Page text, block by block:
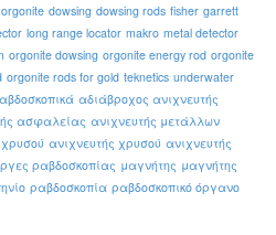
dowsing dowsing rods fisher garrett
long range locator makro metal detector
orgonite dowsing orgonite energy rod orgonite
orgonite rods for gold teknetics underwater
αδιάβροχος ανιχνευτής
ασφαλείας ανιχνευτής μετάλλων
ανιχνευτής χρυσού ανιχνευτής
ραβδοσκοπίας μαγνήτης μαγνήτης
ραβδοσκοπία ραβδοσκοπικό όργανο